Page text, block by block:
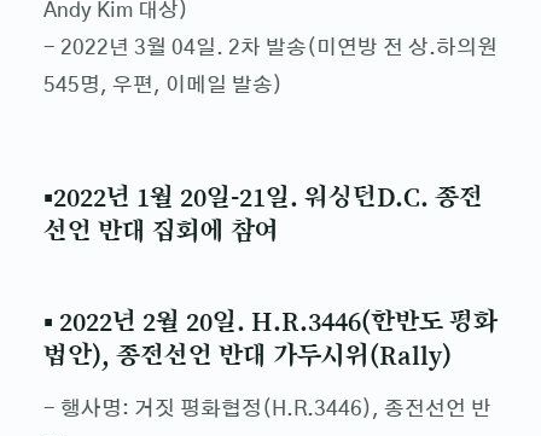
Andy Kim 대상)
- 2022년 3월 04일. 2차 발송(미연방 전 상.하의원
545명, 우편, 이메일 발송)
▪2022년 1월 20일-21일. 워싱턴D.C. 종전
선언 반대 집회에 참여
▪ 2022년 2월 20일. H.R.3446(한반도 평화
법안), 종전선언 반대 가두시위(Rally)
- 행사명: 거짓 평화협정(H.R.3446), 종전선언 반